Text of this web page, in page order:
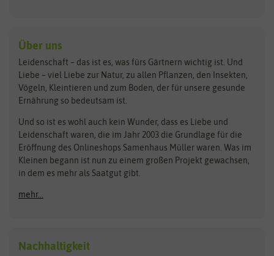
Kräutersamen
Obstsamen
Pilzbrut
Rasensamen
Steckzwiebeln
Zimmer & Kübelpflanzen
Kataloge
Schnäppchen
Anzucht & Gartenzubehör
Anzuchtschalen
Heizmatte & Heizkabel
Benary
Bingenheimer Saatgut
Bionana
BIOWOL
Blumicorn
Bûten Birds
Carl Pabst
Dürr-Samen
Feldsaaten Freudenberger
Fertil
Flora Elite
Über uns
Leidenschaft – das ist es, was fürs Gärtnern wichtig ist. Und
Liebe – viel Liebe zur Natur, zu allen Pflanzen, den Insekten,
Vögeln, Kleintieren und zum Boden, der für unsere gesunde
Ernährung so bedeutsam ist.
Und so ist es wohl auch kein Wunder, dass es Liebe und
Leidenschaft waren, die im Jahr 2003 die Grundlage für die
Eröffnung des Onlineshops Samenhaus Müller waren. Was im
Kleinen begann ist nun zu einem großen Projekt gewachsen,
in dem es mehr als Saatgut gibt.
mehr...
Nachhaltigkeit